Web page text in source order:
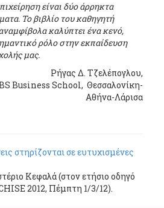
είναι δύο άρρηκτα
Το βιβλίο του καθηγητή
καλύπτει ένα κενό,
ρόλο στην εκπαίδευση
μας.
Ρήγας Δ. Τζελέπογλου,
Business School, Θεσσαλονίκη-
Αθήνα-Λάρισα
στηρίζονται σε ευτυχισμένες
Κεφαλά (στον ετήσιο οδηγό
2012, Πέμπτη 1/3/12).